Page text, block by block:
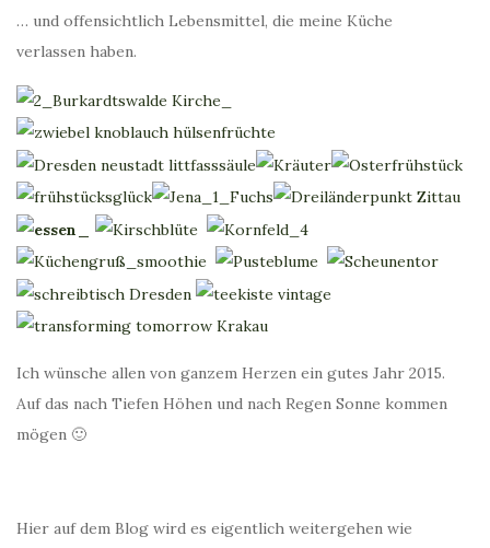
… und offensichtlich Lebensmittel, die meine Küche
verlassen haben.
Ich wünsche allen von ganzem Herzen ein gutes Jahr 2015.
Auf das nach Tiefen Höhen und nach Regen Sonne kommen
mögen 🙂
Hier auf dem Blog wird es eigentlich weitergehen wie